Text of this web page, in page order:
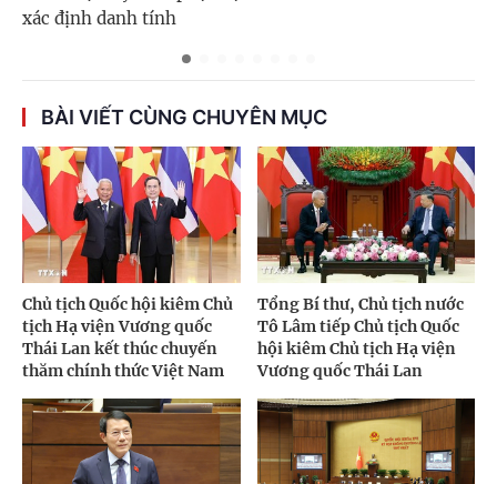
xác định danh tính
BÀI VIẾT CÙNG CHUYÊN MỤC
Chủ tịch Quốc hội kiêm Chủ
tịch Hạ viện Vương quốc
Thái Lan kết thúc chuyến
thăm chính thức Việt Nam
Tổng Bí thư, Chủ tịch nước
Tô Lâm tiếp Chủ tịch Quốc
hội kiêm Chủ tịch Hạ viện
Vương quốc Thái Lan